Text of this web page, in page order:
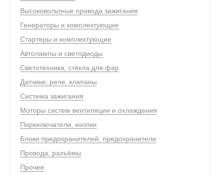
Высоковольтные провода зажигания
Генераторы и комплектующие
Стартеры и комплектующие
Автолампы и светодиоды
Светотехника, стёкла для фар
Датчики, реле, клапаны
Система зажигания
Моторы систем вентиляции и охлаждения
Переключатели, кнопки
Блоки предохранителей, предохранители
Провода, разъёмы
Прочее